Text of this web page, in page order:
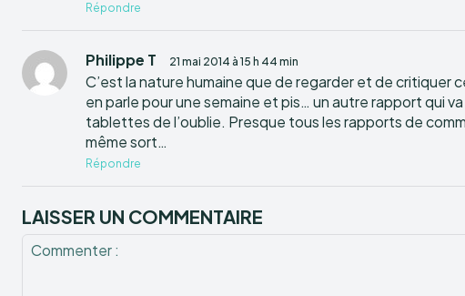
Répondre
Philippe T 21 mai 2014 à 15 h 44 min
C’est la nature humaine que de regarder et de critiquer
en parle pour une semaine et pis… un autre rapport qui
tablettes de l’oublie. Presque tous les rapports de
même sort…
Répondre
LAISSER UN COMMENTAIRE